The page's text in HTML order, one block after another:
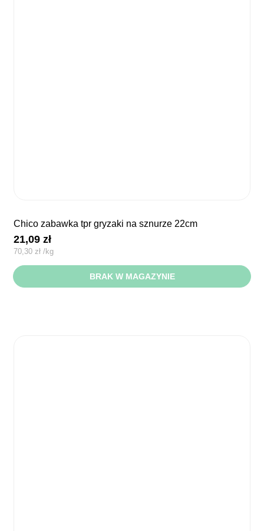
chico zabawka tpr gryzaki na sznurze 22cm
21,09zł
70,30 zł /kg
BRAK W MAGAZYNIE